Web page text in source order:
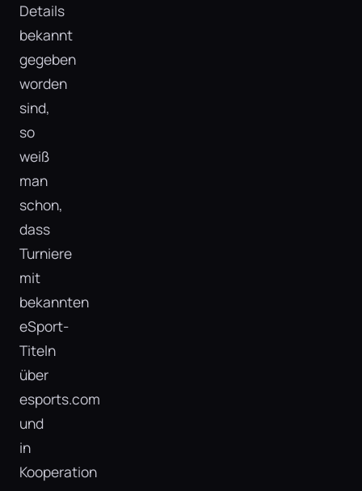
Details
bekannt
gegeben
worden
sind,
so
weiß
man
schon,
dass
Turniere
mit
bekannten
eSport-
Titeln
über
esports.com
und
in
Kooperation